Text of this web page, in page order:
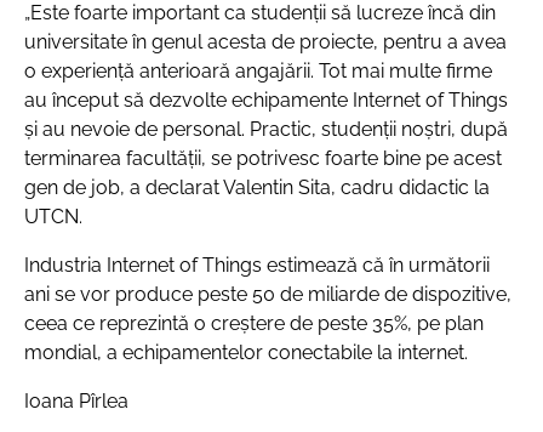
„Este foarte important ca studenții să lucreze încă din
universitate în genul acesta de proiecte, pentru a avea
o experiență anterioară angajării. Tot mai multe firme
au început să dezvolte echipamente Internet of Things
și au nevoie de personal. Practic, studenții noștri, după
terminarea facultății, se potrivesc foarte bine pe acest
gen de job, a declarat Valentin Sita, cadru didactic la
UTCN.
Industria Internet of Things estimează că în următorii
ani se vor produce peste 50 de miliarde de dispozitive,
ceea ce reprezintă o creștere de peste 35%, pe plan
mondial, a echipamentelor conectabile la internet.
Ioana Pîrlea